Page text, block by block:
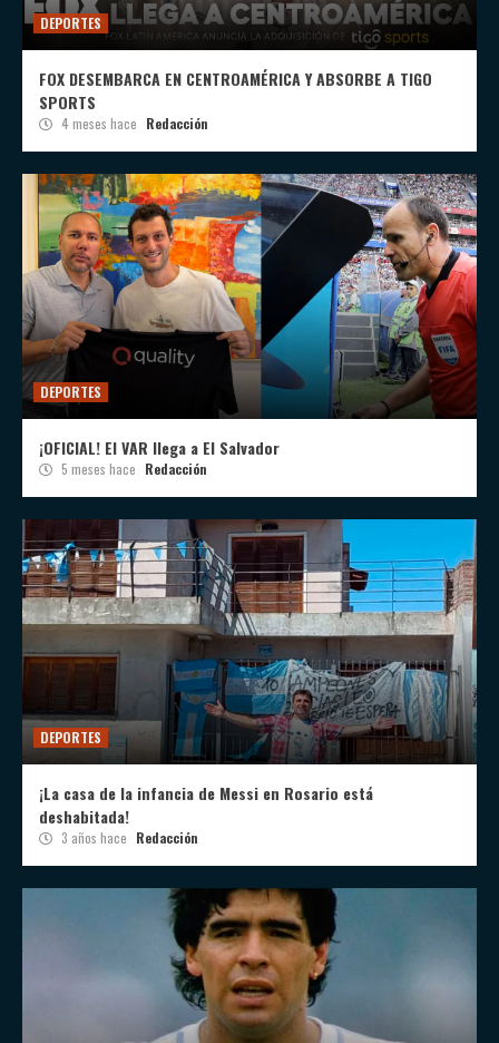
DEPORTES
FOX DESEMBARCA EN CENTROAMÉRICA Y ABSORBE A TIGO
SPORTS
4 meses hace Redacción
DEPORTES
¡OFICIAL! El VAR llega a El Salvador
5 meses hace Redacción
DEPORTES
¡La casa de la infancia de Messi en Rosario está
deshabitada!
3 años hace Redacción